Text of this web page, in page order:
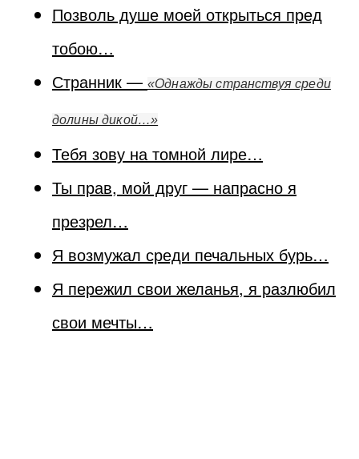
Позволь душе моей открыться пред
тобою…
Странник — «Однажды странствуя среди
долины дикой…»
Тебя зову на томной лире…
Ты прав, мой друг — напрасно я
презрел…
Я возмужал среди печальных бурь…
Я пережил свои желанья, я разлюбил
свои мечты…